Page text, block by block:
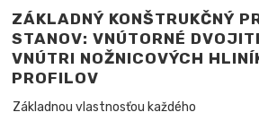
ZÁKLADNÝ KONŠTRUKČNÝ
STANOV: VNÚTORNÉ
VNÚTRI NOŽNICOVÝCH
PROFILOV
Základnou vlastnosťou každého